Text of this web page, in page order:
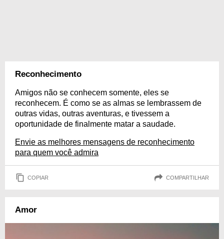
Reconhecimento
Amigos não se conhecem somente, eles se
reconhecem. É como se as almas se lembrassem de
outras vidas, outras aventuras, e tivessem a
oportunidade de finalmente matar a saudade.
Envie as melhores mensagens de reconhecimento
para quem você admira
COPIAR COMPARTILHAR
Amor